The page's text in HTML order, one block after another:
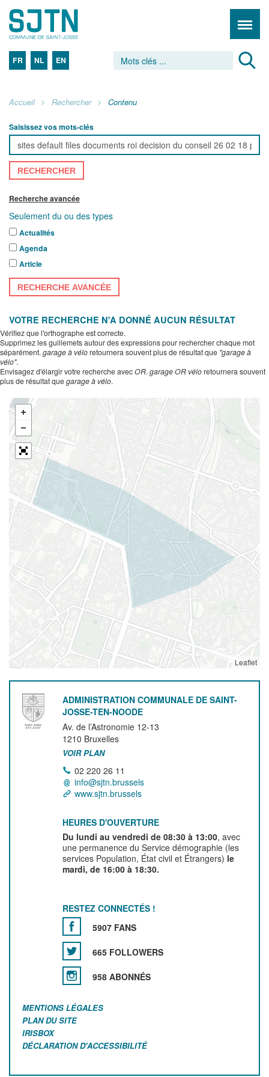
FR NL EN
Accueil Rechercher Contenu
Saisissez vos mots-clés
RECHERCHER
Recherche avancée
Seulement du ou des types
Actualités
Agenda
Article
RECHERCHE AVANCÉE
VOTRE RECHERCHE N'A DONNÉ AUCUN RÉSULTAT
Vérifiez que l'orthographe est correcte.
Supprimez les guillemets autour des expressions pour rechercher chaque mot
séparément. garage à véloretournera souvent plus de résultat que "garage à
vélo".
Envisagez d'élargir votre recherche avecOR. garage OR véloretournera souvent
plus de résultat quegarage à vélo.
Leaflet
ADMINISTRATION COMMUNALE DE SAINT-
JOSSE-TEN-NOODE
Av. de l’Astronomie 12-13
1210 Bruxelles
VOIR PLAN
02 220 26 11
info@sjtn.brussels
www.sjtn.brussels
HEURES D'OUVERTURE
Du lundi au vendredi de 08:30 à 13:00, avec
une permanence du Service démographie (les
services Population, État civil et Étrangers) le
mardi, de 16:00 à 18:30.
RESTEZ CONNECTÉS !
5907 FANS
665 FOLLOWERS
958 ABONNÉS
MENTIONS LÉGALES
PLAN DU SITE
IRISBOX
DÉCLARATION D'ACCESSIBILITÉ